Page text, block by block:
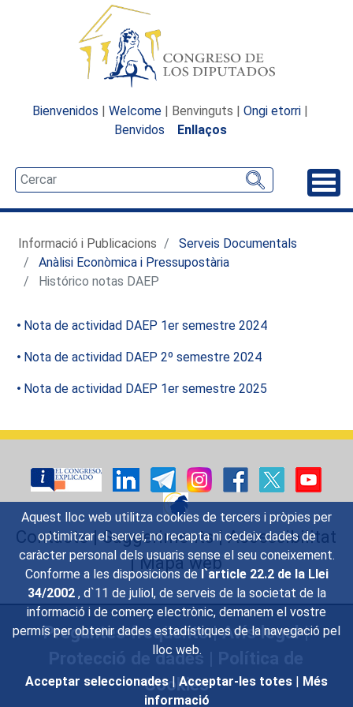
Aquest lloc web utilitza cookies de tercers i pròpies per
optimitzar el servei, no recapta ni cedeix dades de
caràcter personal dels usuaris sense el seu coneixement.
Conforme a les disposicions del`article 22.2 de la Llei
34/2002 , d`11 de juliol, de serveis de la societat de la
informació i de comerç electrònic, demanem el vostre
permís per obtenir dades estadístiques de la navegació pel
lloc web.
Acceptar seleccionades | Acceptar-les totes | Més
informació
Bienvenidos | Welcome | Benvinguts | Ongi etorri |
Benvidos
Enllaços
Informació i Publicacions
Serveis Documentals
Anàlisi Econòmica i Pressupostària
Histórico notas DAEP
Nota de actividad DAEP 1er semestre 2024
Nota de actividad DAEP 2º semestre 2024
Nota de actividad DAEP 1er semestre 2025
Contacte|Suggeriments|Accessibilitat
|Mapa web
Preguntes freqüents|Avís legal|
Protecció de dades
Cookies